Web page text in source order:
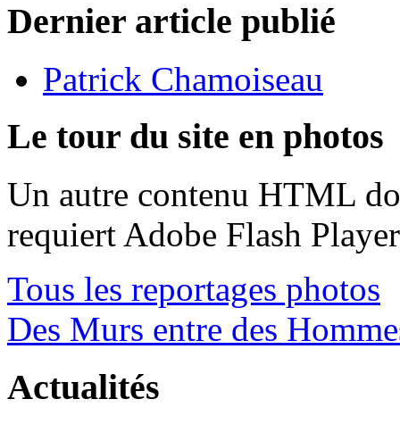
Dernier article publié
Patrick Chamoiseau
Le tour du site en photos
Un autre contenu HTML
requiert Adobe Flash
Tous les reportages photos
Des Murs entre des
Actualités